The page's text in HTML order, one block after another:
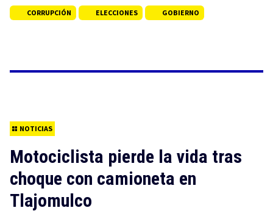
CORRUPCIÓN ELECCIONES GOBIERNO
NOTICIAS
Motociclista pierde la vida tras
choque con camioneta en
Tlajomulco